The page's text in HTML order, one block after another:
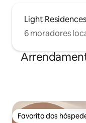
Light Residences
6 moradores
Favorito dos
Favorito dos